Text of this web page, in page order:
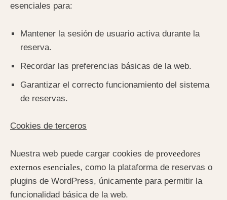
esenciales para:
Mantener la sesión de usuario activa durante la
reserva.
Recordar las preferencias básicas de la web.
Garantizar el correcto funcionamiento del sistema
de reservas.
Cookies de terceros
Nuestra web puede cargar cookies de proveedores
externos esenciales, como la plataforma de reservas o
plugins de WordPress, únicamente para permitir la
funcionalidad básica de la web.